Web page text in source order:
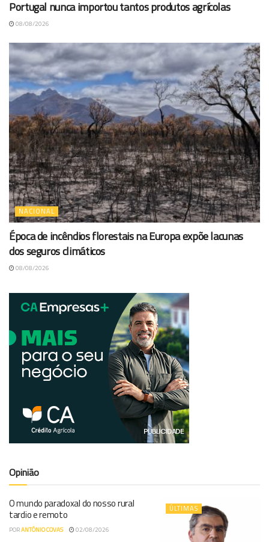
Portugal nunca importou tantos produtos agrícolas
08/08/2026
NACIONAL
Época de incêndios florestais na Europa expõe lacunas
dos seguros climáticos
08/08/2026
Opinião
ÚLTIMAS
O mundo paradoxal do nosso rural
tardio e remoto
PORANTÓNIO COVAS 02/08/2026